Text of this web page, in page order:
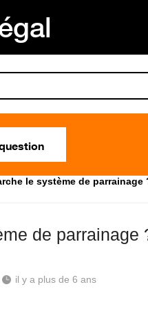
le système de parrainage
de parrainage
il y a plus de 6 ans